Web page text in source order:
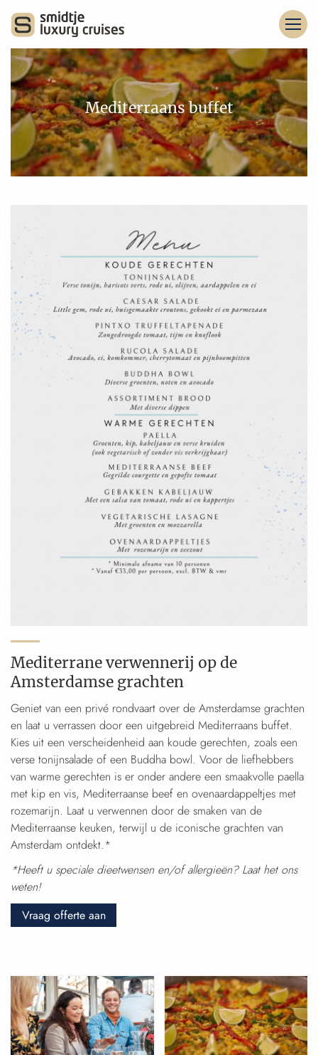
Mediterraans buffet
Mediterrane verwennerij op de
Amsterdamse grachten
Geniet van een privé rondvaart over de Amsterdamse grachten
en laat u verrassen door een uitgebreid Mediterraans buffet.
Kies uit een verscheidenheid aan koude gerechten, zoals een
verse tonijnsalade of een Buddha bowl. Voor de liefhebbers
van warme gerechten is er onder andere een smaakvolle paella
met kip en vis, Mediterraanse beef en ovenaardappeltjes met
rozemarijn. Laat u verwennen door de smaken van de
Mediterraanse keuken, terwijl u de iconische grachten van
Amsterdam ontdekt.*
*Heeft u speciale dieetwensen en/of allergieën? Laat het ons
weten!
Vraag offerte aan